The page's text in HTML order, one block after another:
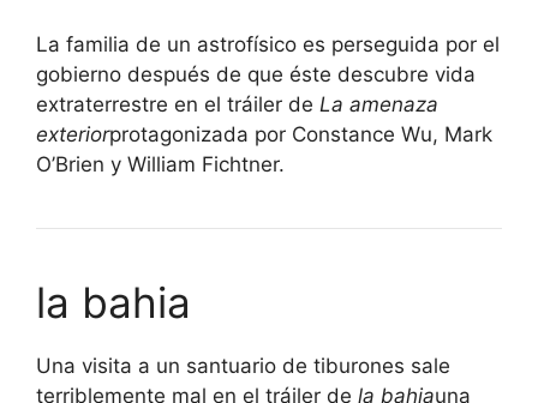
La familia de un astrofísico es perseguida por el
gobierno después de que éste descubre vida
extraterrestre en el tráiler de La amenaza
exteriorprotagonizada por Constance Wu, Mark
O’Brien y William Fichtner.
la bahia
Una visita a un santuario de tiburones sale
terriblemente mal en el tráiler de la bahiauna